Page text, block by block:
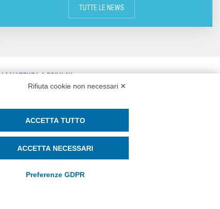
TUTTE LE NEWS
ASSISTENZA & PRIVACY
PRIVACY POLICY
COOKIE POLICY
SOCIAL MEDIA POLICY
GENERE
Rifiuta cookie non necessari ✕
ACCETTA TUTTO
ACCETTA NECESSARI
Preferenze GDPR